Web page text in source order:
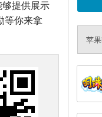
够提供展示
等你来拿
苹